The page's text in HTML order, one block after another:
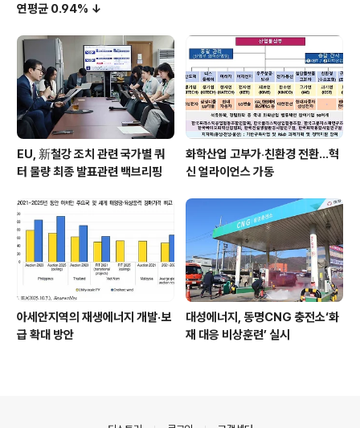
연평균 0.94% ↓
EU, 新철강 조치 관련 국가별 쿼
터 물량 최종 발표관련 백브리핑
화학산업 고부가‧친환경 전환…혁
신 얼라이언스 가동
아세안지역의 재생에너지 개발·보
급 확대 방안
대성에너지, 동명CNG 충전소‘화
재 대응 비상훈련’ 실시